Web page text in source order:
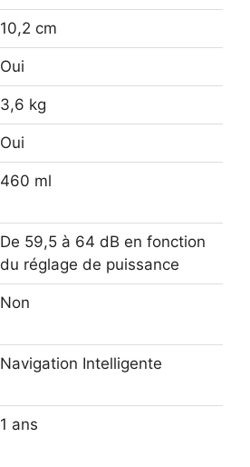
10,2 cm
Oui
3,6 kg
Oui
460 ml
De 59,5 à 64 dB en fonction
du réglage de puissance
Non
Navigation Intelligente
1 ans